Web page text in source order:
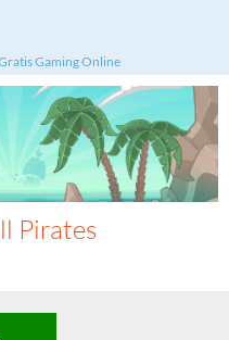
Gaming Online
Pirates